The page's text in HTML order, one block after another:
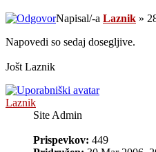
Napisal/-a Laznik »
Napovedi so sedaj dosegljive.
Jošt Laznik
Laznik
Site Admin
Prispevkov: 449